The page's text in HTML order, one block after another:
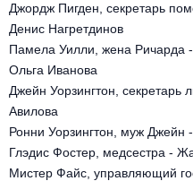
Шансон, романс,
Металл
Иммерсивный
Джордж Пигден, секретарь
Денис Нагретдинов
Памела Уилли, жена Ричарда -
Ольга Иванова
Джейн Уорзингтон, секретарь
Авилова
Ронни Уорзингтон, муж Джейн
Глэдис Фостер, медсестра -
Мистер Файс, управляющий